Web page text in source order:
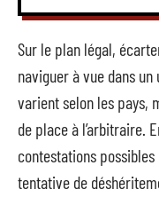
Sur le plan légal,
naviguer à vue dans
varient selon les pays,
de place à l’arbitraire.
contestations
tentative de